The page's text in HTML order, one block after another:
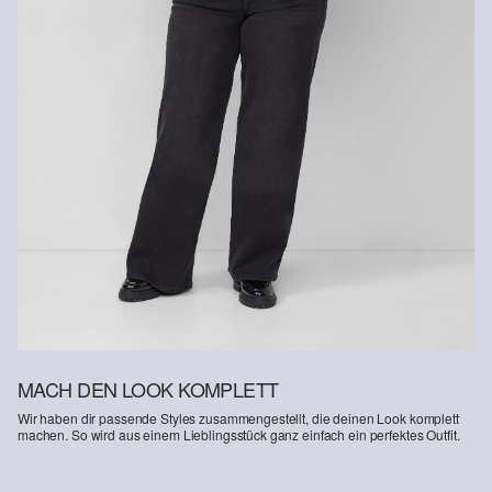
Gastkunden können ihre Artikel innerhalb von 14 Tagen nach
Erhalt der Ware an uns zurückschicken. Fashion Card und VIP
Kunden haben nach Erhalt der Ware 30 Tage Zeit, um ihre Artikel
an uns zurückzusenden.
Weitere Informationen sind unserer „ Hilfe & FAQ
Deine Retoure kannst du HIER online anmelden.
MACH DEN LOOK KOMPLETT
Wir haben dir passende Styles zusammengestellt, die deinen Look komplett
machen. So wird aus einem Lieblingsstück ganz einfach ein perfektes Outfit.